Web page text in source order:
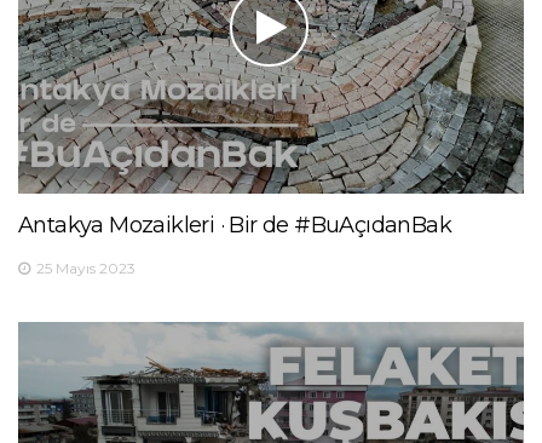
Antakya Mozaikleri · Bir de #BuAçıdanBak
25 Mayıs 2023